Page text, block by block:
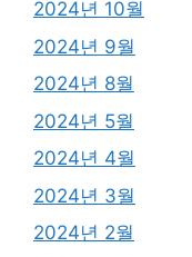
2024년 10월
2024년 9월
2024년 8월
2024년 5월
2024년 4월
2024년 3월
2024년 2월